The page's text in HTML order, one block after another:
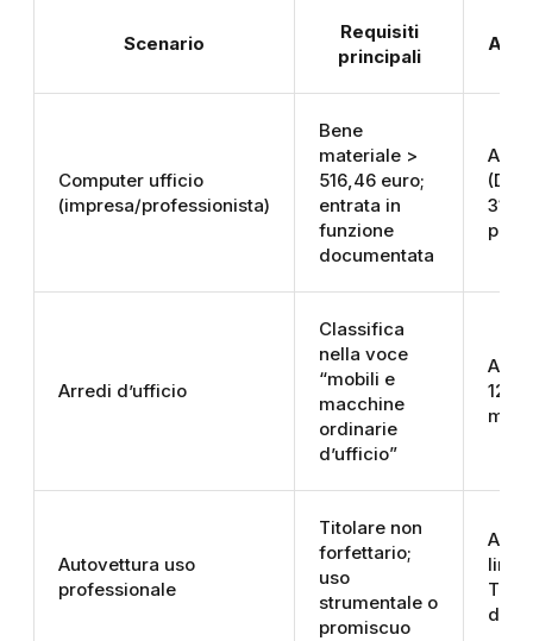
Scenario
Requisiti
principali
Computer ufficio
(impresa/professionista)
Bene
materiale >
516,46 euro;
entrata in
funzione
documentata
(D.M.
31/
Arredi d’ufficio
Classifica
nella voce
“mobili e
macchine
ordinarie
d’ufficio”
metà
Autovettura uso
professionale
Titolare non
forfettario;
uso
strumentale o
promiscuo
limiti